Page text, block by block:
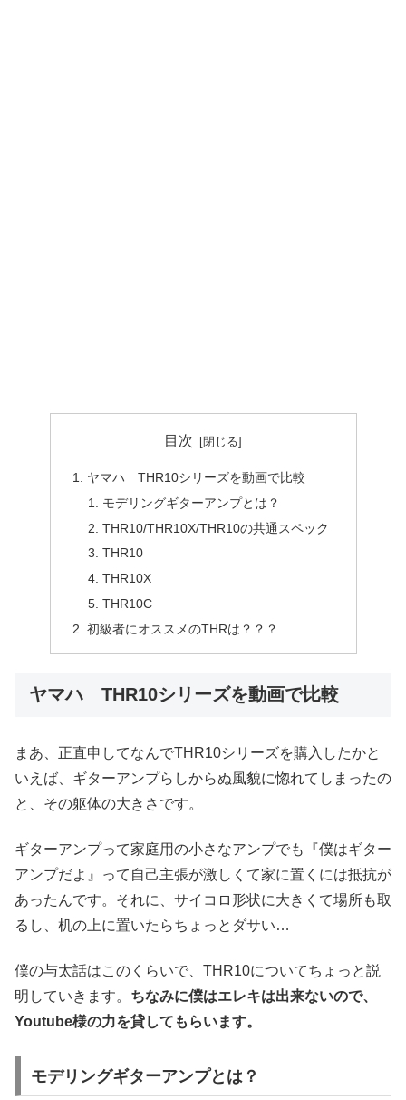
目次
ヤマハ THR10シリーズを動画で比較
モデリングギターアンプとは？
THR10/THR10X/THR10の共通スペック
THR10
THR10X
THR10C
初級者にオススメのTHRは？？？
ヤマハ THR10シリーズを動画で比較
まあ、正直申してなんでTHR10シリーズを購入したかと
いえば、ギターアンプらしからぬ風貌に惚れてしまったの
と、その躯体の大きさです。
ギターアンプって家庭用の小さなアンプでも『僕はギター
アンプだよ』って自己主張が激しくて家に置くには抵抗が
あったんです。それに、サイコロ形状に大きくて場所も取
るし、机の上に置いたらちょっとダサい…
僕の与太話はこのくらいで、THR10についてちょっと説
明していきます。 ちなみに僕はエレキは出来ないので、
Youtube様の力を貸してもらいます。
モデリングギターアンプとは？